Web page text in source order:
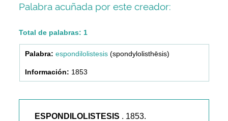
Palabra acuñada por este creador:
Total de palabras: 1
espondilolistesis(spondylolisthēsis)
1853
ESPONDILOLISTESIS . 1853.